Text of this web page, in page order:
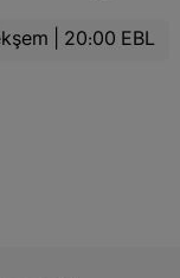
| 20:00 EBL